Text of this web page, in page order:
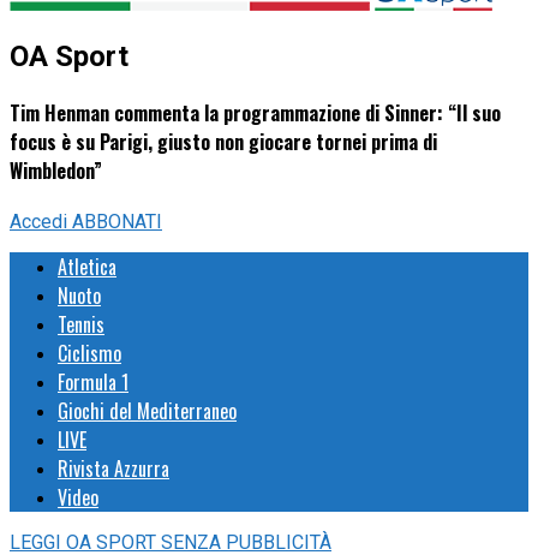
OA Sport
Tim Henman commenta la programmazione di Sinner: “Il suo
focus è su Parigi, giusto non giocare tornei prima di
Wimbledon”
Accedi ABBONATI
Atletica
Nuoto
Tennis
Ciclismo
Formula 1
Giochi del Mediterraneo
LIVE
Rivista Azzurra
Video
LEGGI OA SPORT SENZA PUBBLICITÀ